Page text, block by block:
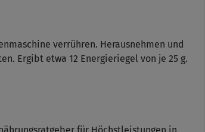
verrühren. Herausnehmen und
Ergibt etwa 12 Energieriegel von je 25 g.